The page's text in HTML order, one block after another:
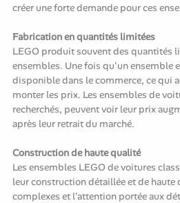
créer une forte demande pour ces
Fabrication en quantités limitées
LEGO produit souvent des quantités
ensembles. Une fois qu'un ensemble
disponible dans le commerce, ce qui
monter les prix. Les ensembles de
recherchés, peuvent voir leur prix
après leur retrait du marché.
Construction de haute qualité
Les ensembles LEGO de voitures
leur construction détaillée et de haute
complexes et l'attention portée aux